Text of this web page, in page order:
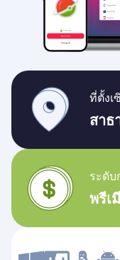
ที่ตั้งเ
สาธ
ระดับ
พรีเ